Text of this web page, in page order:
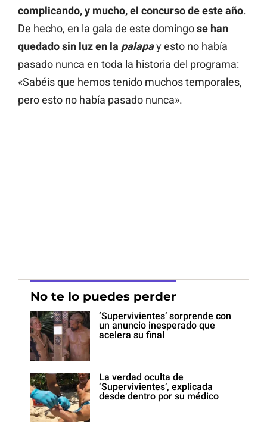
complicando, y mucho, el concurso de este año.
De hecho, en la gala de este domingose han
quedado sin luz en la palapay esto no había
pasado nunca en toda la historia del programa:
«Sabéis que hemos tenido muchos temporales,
pero esto no había pasado nunca».
No te lo puedes perder
‘Supervivientes’ sorprende con
un anuncio inesperado que
acelera su final
La verdad oculta de
‘Supervivientes’, explicada
desde dentro por su médico